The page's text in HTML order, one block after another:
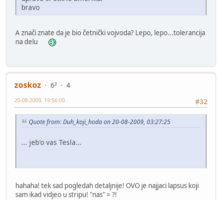
bravo
A znači znate da je bio četnički vojvoda? Lepo, lepo...tolerancija
na delu
zoskoz 6²
4
#32
20-08-2009, 19:56:00
Quote from: Duh_koji_hoda on 20-08-2009, 03:27:25
... jeb'o vas Tesla...
hahaha! tek sad pogledah detaljnije! OVO je najjaci lapsus koji
sam ikad vidjeo u stripu! "nas" = ?!